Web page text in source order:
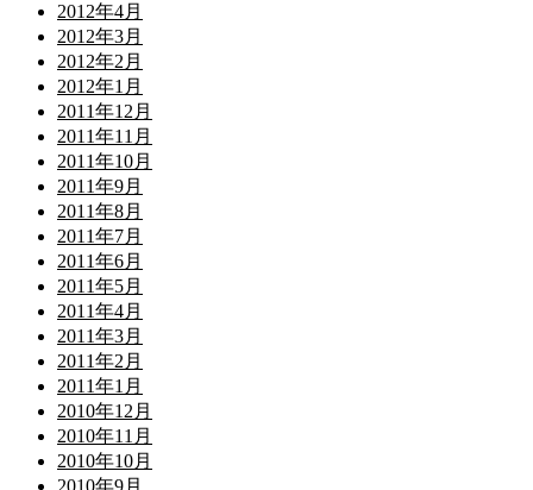
2012年4月
2012年3月
2012年2月
2012年1月
2011年12月
2011年11月
2011年10月
2011年9月
2011年8月
2011年7月
2011年6月
2011年5月
2011年4月
2011年3月
2011年2月
2011年1月
2010年12月
2010年11月
2010年10月